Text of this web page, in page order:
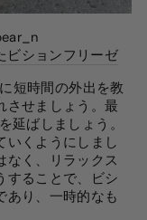
ビションフリーゼ
短時間の外出を教
させましょう。最
延ばしましょう。
いくようにしまし
なく、リラックス
することで、ビシ
あり、一時的なも